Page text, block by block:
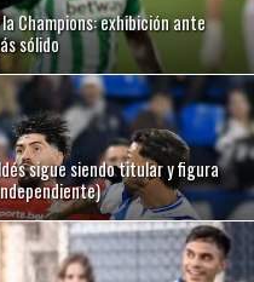
Champions: exhibición ante
sólido
sigue siendo titular y figura